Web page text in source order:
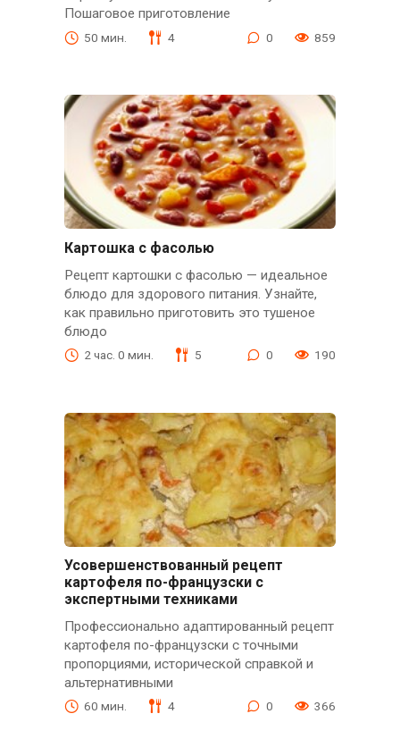
Пошаговое приготовление
50 мин. 4 0 859
Картошка с фасолью
Рецепт картошки с фасолью — идеальное
блюдо для здорового питания. Узнайте,
как правильно приготовить это тушеное
блюдо
2 час. 0 мин. 5 0 190
Усовершенствованный рецепт
картофеля по-французски с
экспертными техниками
Профессионально адаптированный рецепт
картофеля по-французски с точными
пропорциями, исторической справкой и
альтернативными
60 мин. 4 0 366